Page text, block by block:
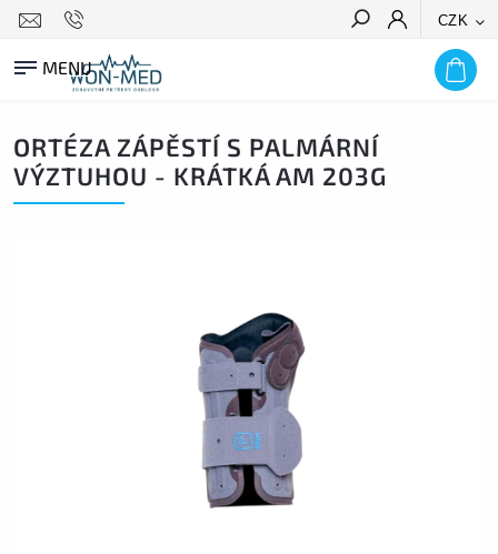
CZK
HLEDAT
ORTÉZA ZÁPĚSTÍ S PALMÁRNÍ
VÝZTUHOU - KRÁTKÁ AM 203G